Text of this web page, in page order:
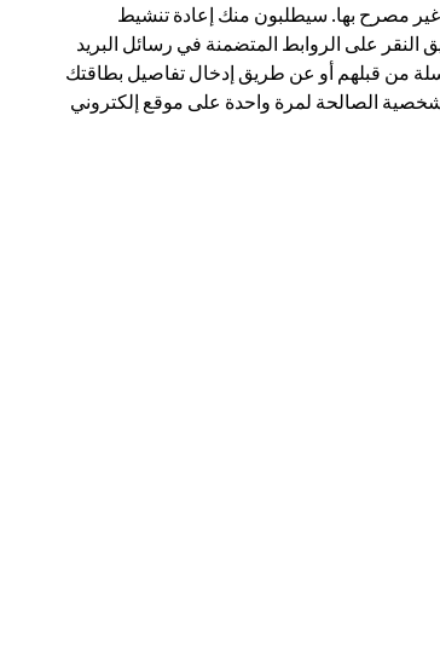
مصرح بها. سيطلبون منك إعادة تنشيط
على الروابط المتضمنة في رسائل البريد
من قبلهم أو عن طريق إدخال تفاصيل بطاقتك
الصالحة لمرة واحدة على موقع إلكتروني